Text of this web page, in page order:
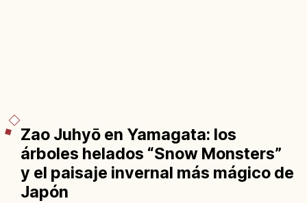
Zao Juhyō en Yamagata: los
árboles helados “Snow Monsters”
y el paisaje invernal más mágico de
Japón